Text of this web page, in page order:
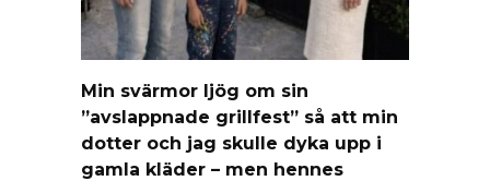
Min svärmor ljög om sin
”avslappnade grillfest” så att min
dotter och jag skulle dyka upp i
gamla kläder – men hennes